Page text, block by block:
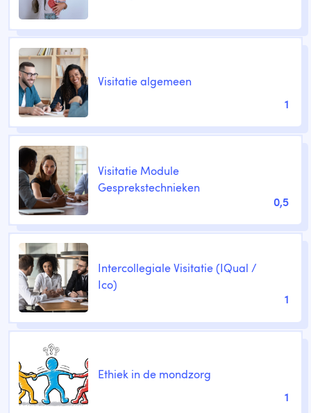
Visitatie algemeen
1
Visitatie Module
Gesprekstechnieken
0,5
Intercollegiale Visitatie (IQual /
Ico)
1
Ethiek in de mondzorg
1